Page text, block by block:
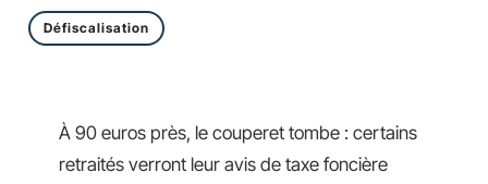
Défiscalisation
À 90 euros près, le couperet tombe : certains
retraités verront leur avis de taxe foncière